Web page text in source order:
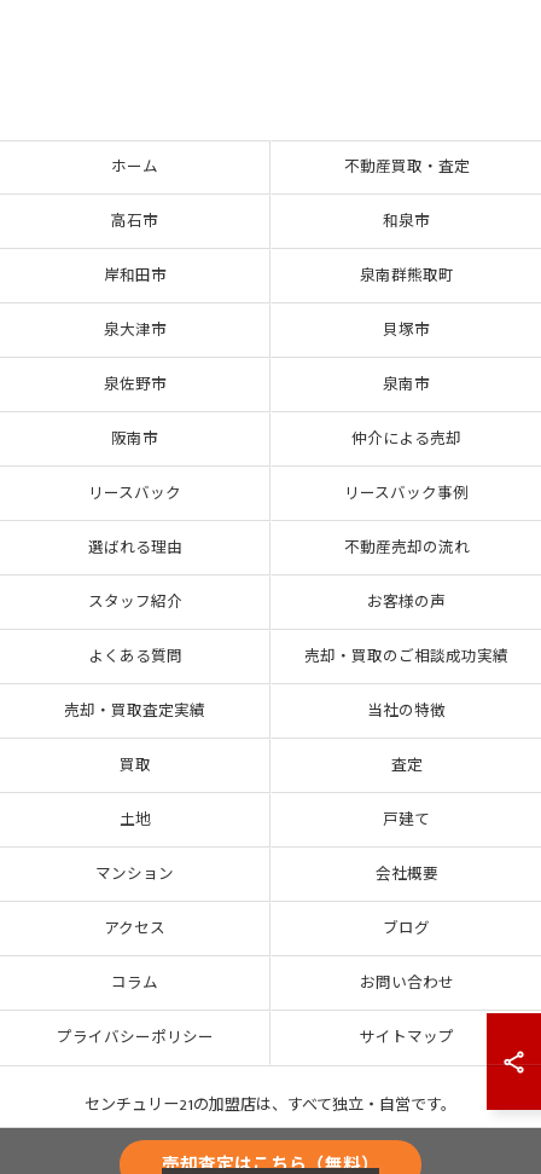
売却査定はこちら（無料）
ホーム 不動産買取・査定
高石市 和泉市
岸和田市 泉南群熊取町
泉大津市 貝塚市
泉佐野市 泉南市
阪南市 仲介による売却
リースバック リースバック事例
選ばれる理由 不動産売却の流れ
スタッフ紹介 お客様の声
よくある質問 売却・買取のご相談成功実績
売却・買取査定実績 当社の特徴
買取 査定
土地 戸建て
マンション 会社概要
アクセス ブログ
コラム お問い合わせ
プライバシーポリシー サイトマップ
センチュリー21の加盟店は、すべて独立・自営です。